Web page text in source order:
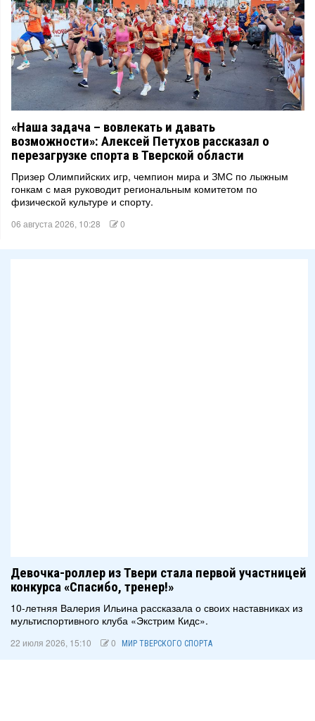
«Наша задача – вовлекать и давать
возможности»: Алексей Петухов рассказал о
перезагрузке спорта в Тверской области
Призер Олимпийских игр, чемпион мира и ЗМС по лыжным
гонкам с мая руководит региональным комитетом по
физической культуре и спорту.
06 августа 2026, 10:28 0
Девочка-роллер из Твери стала первой участницей
конкурса «Спасибо, тренер!»
10-летняя Валерия Ильина рассказала о своих наставниках из
мультиспортивного клуба «Экстрим Кидс».
22 июля 2026, 15:10 0 МИР ТВЕРСКОГО СПОРТА